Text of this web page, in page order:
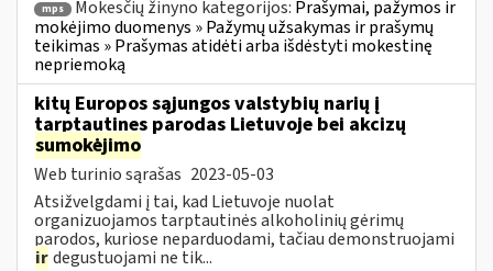
mps Mokesčių žinyno kategorijos: Prašymai, pažymos ir
mokėjimo duomenys » Pažymų užsakymas ir prašymų
teikimas » Prašymas atidėti arba išdėstyti mokestinę
nepriemoką
kitų Europos sąjungos valstybių narių į
tarptautines parodas Lietuvoje bei akcizų
sumokėjimo
Web turinio sąrašas 2023-05-03
Atsižvelgdami į tai, kad Lietuvoje nuolat
organizuojamos tarptautinės alkoholinių gėrimų
parodos, kuriose neparduodami, tačiau demonstruojami
irdegustuojami ne tik...